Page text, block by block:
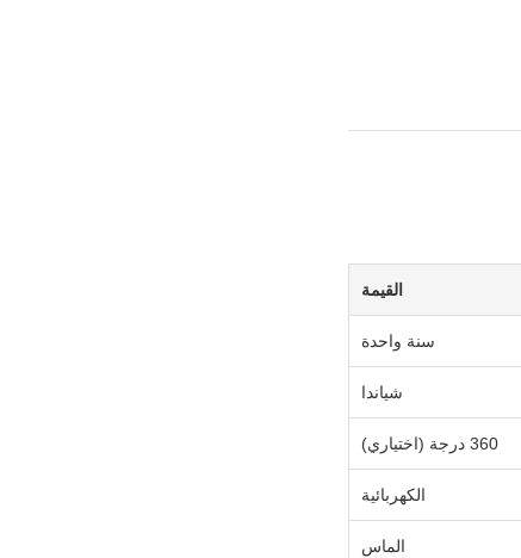
القيمة
سنة واحدة
شياندا
360 درجة (اختياري)
الكهربائية
الماس